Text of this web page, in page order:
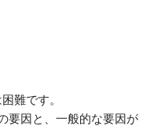
難です。
要因と、一般的な要因が